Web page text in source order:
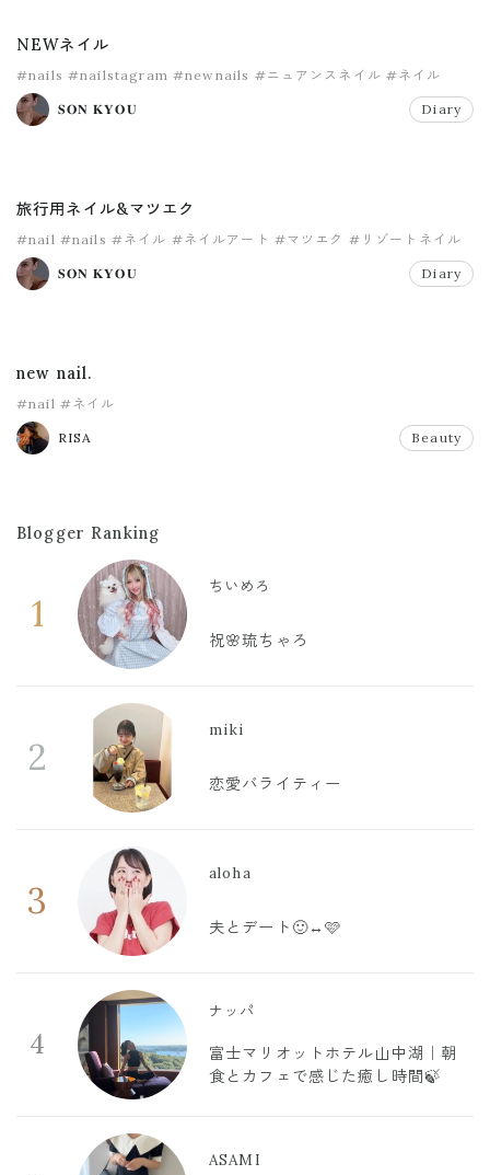
NEWネイル
#nails #nailstagram #newnails #ニュアンスネイル #ネイル
𝐒𝐎𝐍 𝐊𝐘𝐎𝐔 Diary
旅行用ネイル&マツエク
#nail #nails #ネイル #ネイルアート #マツエク #リゾートネイル
𝐒𝐎𝐍 𝐊𝐘𝐎𝐔 Diary
new nail.
#nail #ネイル
RISA Beauty
Blogger Ranking
1
ちいめろ
祝🌸琉ちゃろ
2
miki
恋愛バライティー
3
aloha
夫とデート🙂‍↔️🩷
4
ナッパ
富士マリオットホテル山中湖｜朝
食とカフェで感じた癒し時間🍃
ASAMI